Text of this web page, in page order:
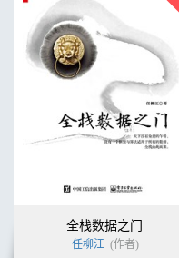
全栈数据之门
任柳江 (作者)